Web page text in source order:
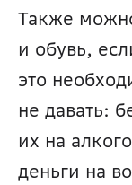
Также
и обувь,
это
не давать:
их на
деньги на